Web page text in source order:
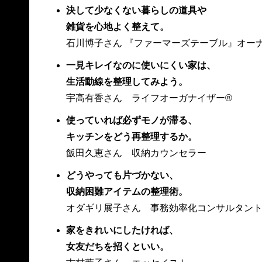
決して少なくない暮らしの道具や
雑貨を心地よく整えて。
石川博子さん 『ファーマーズテーブル』オー
一見キレイなのに使いにくい家は、
生活動線を整理してみよう。
宇高有香さん ライフオーガナイザー®
使っていれば必ずモノが滞る、
キッチンをどう再整理するか。
飯田久恵さん 収納カウンセラー
どうやっても片づかない、
収納困難アイテムの整理術。
オダギリ展子さん 事務効率化コンサルタント
家をきれいにしたければ、
女友だちを招くといい。